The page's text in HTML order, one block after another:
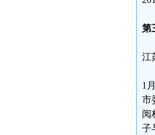
第
江
1
市
阅
子